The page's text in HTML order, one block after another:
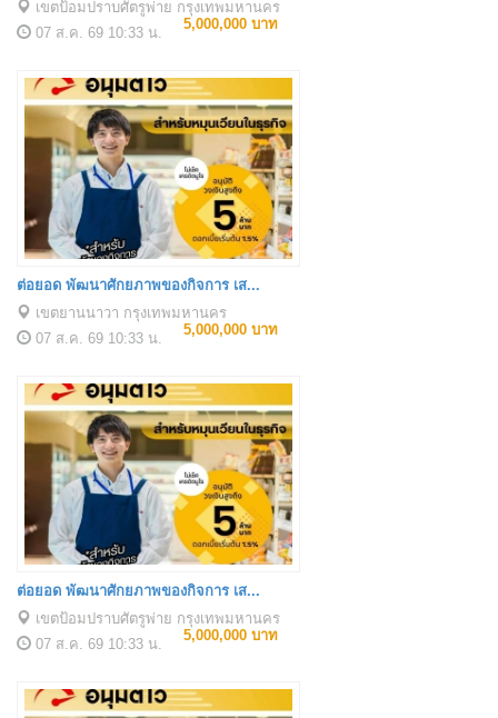
เขตป้อมปราบศัตรูพ่าย กรุงเทพมหานคร
07 ส.ค. 69 10:33 น.
5,000,000 บาท
ต่อยอด พัฒนาศักยภาพของกิจการ เส...
เขตยานนาวา กรุงเทพมหานคร
07 ส.ค. 69 10:33 น.
5,000,000 บาท
ต่อยอด พัฒนาศักยภาพของกิจการ เส...
เขตป้อมปราบศัตรูพ่าย กรุงเทพมหานคร
07 ส.ค. 69 10:33 น.
5,000,000 บาท